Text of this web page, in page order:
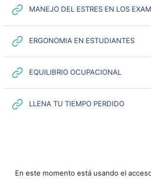
MANEJO DEL ESTRES EN LOS
ERGONOMIA EN ESTUDIANTESURL
EQUILIBRIO OCUPACIONAL
LLENA TU TIEMPO PERDIDOURL
En este momento está usando el